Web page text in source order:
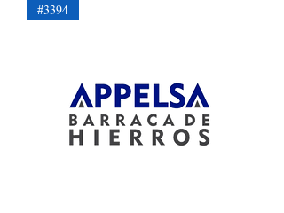
#3394